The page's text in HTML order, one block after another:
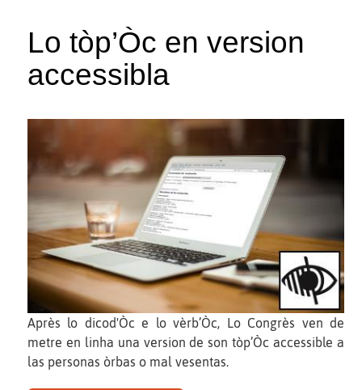
Lo tòp’Òc en version
accessibla
Après lo dicod'Òc e lo vèrb’Òc, Lo Congrès ven de
metre en linha una version de son tòp’Òc accessible a
las personas òrbas o mal vesentas.